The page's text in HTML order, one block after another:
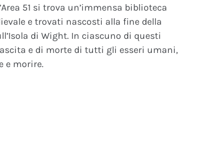
51 si trova un’immensa biblioteca
e trovati nascosti alla fine della
di Wight. In ciascuno di questi
e di morte di tutti gli esseri umani,
e morire.